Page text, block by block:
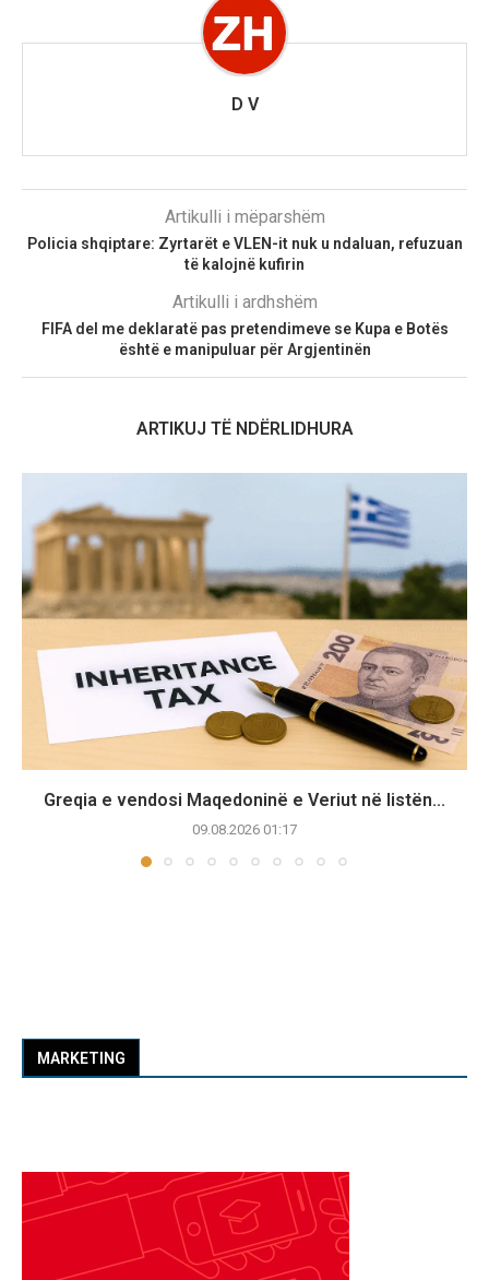
D V
Artikulli i mëparshëm
Policia shqiptare: Zyrtarët e VLEN-it nuk u ndaluan, refuzuan
të kalojnë kufirin
Artikulli i ardhshëm
FIFA del me deklaratë pas pretendimeve se Kupa e Botës
është e manipuluar për Argjentinën
ARTIKUJ TË NDËRLIDHURA
Greqia e vendosi Maqedoninë e Veriut në listën...
09.08.2026 01:17
MARKETING